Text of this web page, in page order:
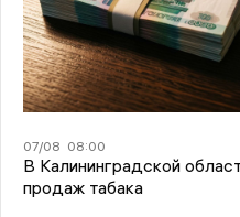
07/08 08:00
В Калининградской
продаж табака